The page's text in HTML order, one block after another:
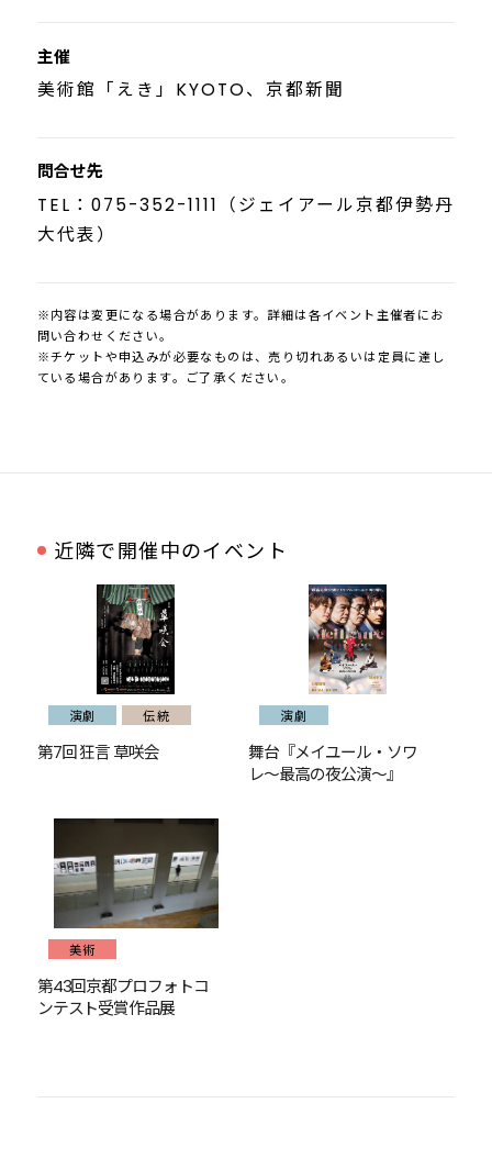
主催
美術館「えき」KYOTO、京都新聞
問合せ先
TEL：075-352-1111（ジェイアール京都伊勢丹
大代表）
※内容は変更になる場合があります。詳細は各イベント主催者にお
問い合わせください。
※チケットや申込みが必要なものは、売り切れあるいは定員に達し
ている場合があります。ご了承ください。
近隣で開催中のイベント
演劇 伝統
第7回 狂言 草咲会
演劇
舞台『メイユール・ソワ
レ～最高の夜公演～』
美術
第43回京都プロフォトコ
ンテスト受賞作品展